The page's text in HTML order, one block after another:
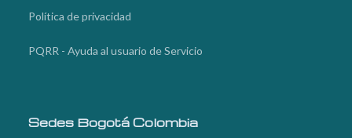
Política de privacidad
PQRR - Ayuda al usuario de Servicio
Sedes Bogotá Colombia